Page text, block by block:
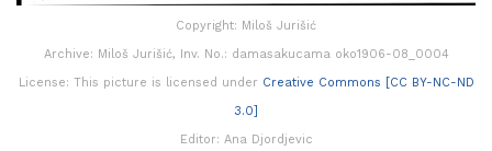
Copyright: Miloš Jurišić
Archive: Miloš Jurišić, Inv. No.: damasakucama oko1906-08_0004
License: This picture is licensed under Creative Commons [CC BY-NC-ND
3.0]
Editor: Ana Djordjevic